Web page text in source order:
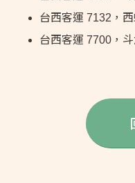
台西客運 7132，
台西客運 7700，